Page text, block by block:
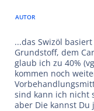
AUTOR
...das Swizöl
Grundstoff, dem
glaub ich zu 40%
kommen noch
sind kann ich nicht
aber Die kannst